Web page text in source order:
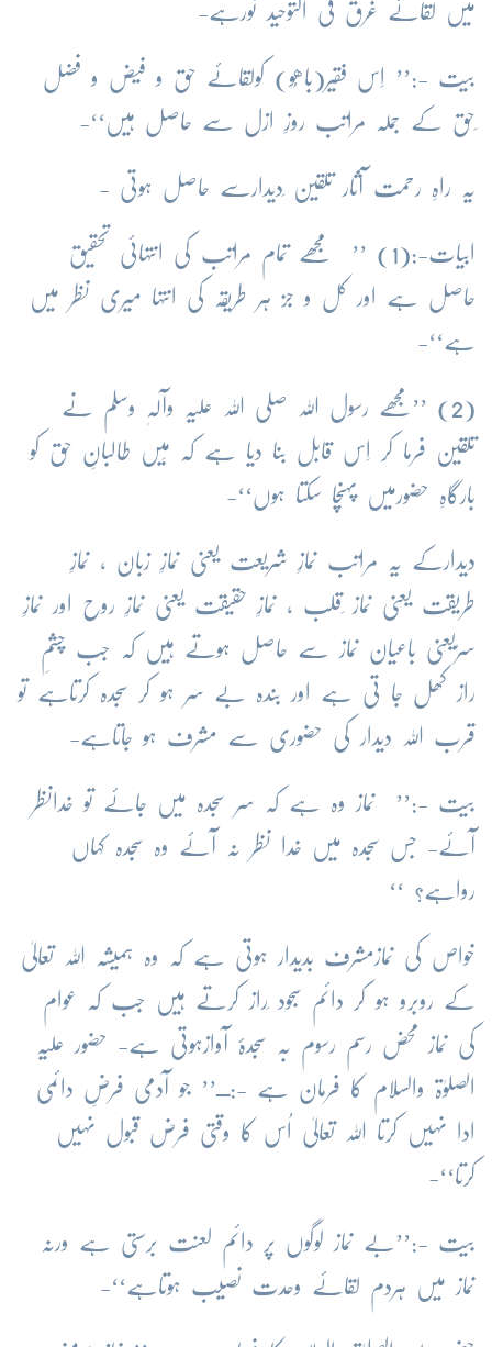
میں لقائے غرق فی التوحید نورہے-
بیت -:’’ اِس فقیر(باھُو) کولقائے حق و فیض و فضل
ِحق کے جملہ مراتب روزِ ازل سے حاصل ہیں‘‘-
یہ راہِ رحمت آثار تلقین ِدیدارسے حاصل ہوتی -
ابیات-:(1) ’’ مجھے تمام مراتب کی انتہائی تحقیق
حاصل ہے اور کل و جز ہر طریقہ کی انتہا میری نظر میں
ہے‘‘-
(2) ’’مجھے رسول اللہ صلی اللہ علیہ وآلہٖ وسلم نے
تلقین فرما کر اِس قابل بنا دیا ہے کہ مَیں طالبانِ حق کو
بارگاہِ حضورمیں پہنچا سکتا ہوں‘‘-
دیدارکے یہ مراتب نمازِ شریعت یعنی نمازِ زبان ، نمازِ
طریقت یعنی نماز ِقلب ، نمازِ حقیقت یعنی نمازِ روح اور نمازِ
سرّیعنی باعیان نماز سے حاصل ہوتے ہیں کہ جب چشمِ
راز کھل جا تی ہے اور بندہ بے سر ہو کر سجدہ کرتاہے تو
قرب اللہ دیدار کی حضوری سے مشرف ہو جاتاہے-
بیت -:’’ نماز وہ ہے کہ سر سجدہ میں جائے تو خدانظر
آئے- جس سجدہ میں خدا نظر نہ آئے وہ سجدہ کہاں
رواہے؟ ‘‘
خواص کی نمازمشرف بدیدار ہوتی ہے کہ وہ ہمیشہ اللہ تعالیٰ
کے روبرو ہو کر دائم سجود ِراز کرتے ہیں جب کہ عوام
کی نماز محض رسم رسوم بہ سجدۂ آوازہوتی ہے- حضور علیہ
الصلوٰۃ والسلام کا فرمان ہے -:ــ’’ جو آدمی فرضِ دائمی
ادا نہیں کرتا اللہ تعالیٰ اُس کا وقتی فرض قبول نہیں
کرتا‘‘-
بیت -:’’بے نماز لوگوں پر دائم لعنت برستی ہے ورنہ
نماز میں ہردم لقائے وحدت نصیب ہوتاہے‘‘-